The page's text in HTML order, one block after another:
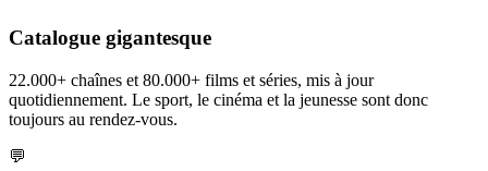
Catalogue gigantesque
22.000+ chaînes et 80.000+ films et séries, mis à jour
quotidiennement. Le sport, le cinéma et la jeunesse sont donc
toujours au rendez-vous.
💬